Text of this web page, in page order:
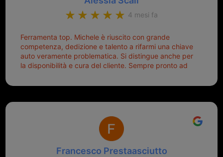
4 mesi fa
Ferramenta top. Michele è riuscito con grande
competenza, dedizione e talento a rifarmi una chiave
auto veramente problematica. Si distingue anche per
la disponibilità e cura del cliente. Sempre pronto ad
Francesco Prestaasciutto